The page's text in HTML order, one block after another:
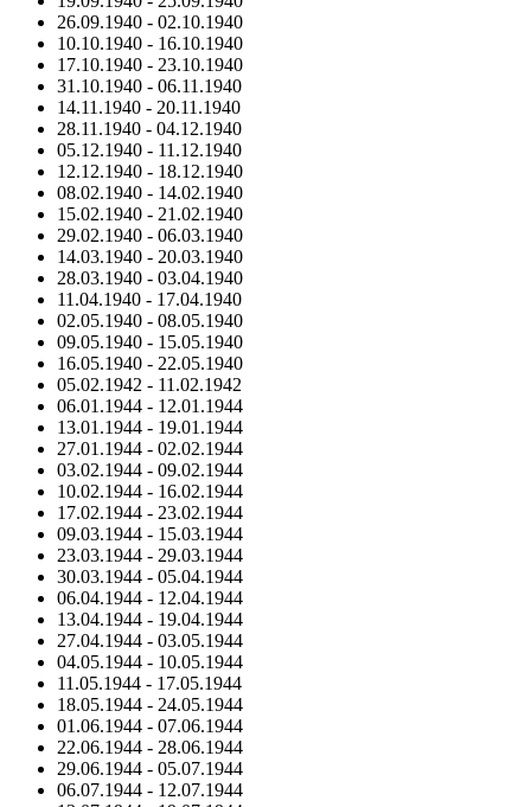
26.09.1940 - 02.10.1940
10.10.1940 - 16.10.1940
17.10.1940 - 23.10.1940
31.10.1940 - 06.11.1940
14.11.1940 - 20.11.1940
28.11.1940 - 04.12.1940
05.12.1940 - 11.12.1940
12.12.1940 - 18.12.1940
08.02.1940 - 14.02.1940
15.02.1940 - 21.02.1940
29.02.1940 - 06.03.1940
14.03.1940 - 20.03.1940
28.03.1940 - 03.04.1940
11.04.1940 - 17.04.1940
02.05.1940 - 08.05.1940
09.05.1940 - 15.05.1940
16.05.1940 - 22.05.1940
05.02.1942 - 11.02.1942
06.01.1944 - 12.01.1944
13.01.1944 - 19.01.1944
27.01.1944 - 02.02.1944
03.02.1944 - 09.02.1944
10.02.1944 - 16.02.1944
17.02.1944 - 23.02.1944
09.03.1944 - 15.03.1944
23.03.1944 - 29.03.1944
30.03.1944 - 05.04.1944
06.04.1944 - 12.04.1944
13.04.1944 - 19.04.1944
27.04.1944 - 03.05.1944
04.05.1944 - 10.05.1944
11.05.1944 - 17.05.1944
18.05.1944 - 24.05.1944
01.06.1944 - 07.06.1944
22.06.1944 - 28.06.1944
29.06.1944 - 05.07.1944
06.07.1944 - 12.07.1944